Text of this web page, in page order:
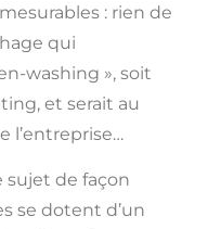
: rien de
qui
washing », soit
et serait au
l’entreprise…
sujet de façon
se dotent d’un